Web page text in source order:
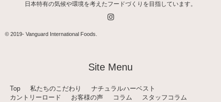
日本特有の気候や環境を考えたフードづくりを目指しています。
I
n
a
m
© 2019- Vanguard International Foods
Site Menu
Top 私たちのこだわり
ナチュラルハーベスト
カントリーロード
お客様の声 コラム
スタッフコラム